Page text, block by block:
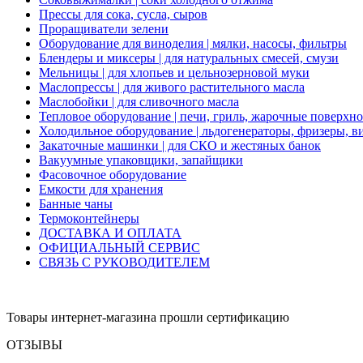
Прессы для сока, сусла, сыров
Проращиватели зелени
Оборудование для виноделия | мялки, насосы, фильтры
Блендеры и миксеры | для натуральных смесей, смузи
Мельницы | для хлопьев и цельнозерновой муки
Маслопрессы | для живого растительного масла
Маслобойки | для сливочного масла
Тепловое оборудование | печи, гриль, жарочные
Холодильное оборудование | льдогенераторы, фризеры,
Закаточные машинки | для СКО и жестяных банок
Вакуумные упаковщики, запайщики
Фасовочное оборудование
Емкости для хранения
Банные чаны
Термоконтейнеры
ДОСТАВКА И ОПЛАТА
ОФИЦИАЛЬНЫЙ СЕРВИС
СВЯЗЬ С РУКОВОДИТЕЛЕМ
Товары интернет-магазина прошли сертификацию
ОТЗЫВЫ